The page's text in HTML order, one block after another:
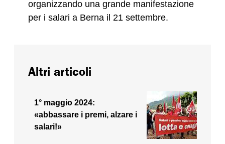
organizzando una grande manifestazione
per i salari a Berna il 21 settembre.
Altri articoli
1° maggio 2024:
«abbassare i premi, alzare i
salari!»